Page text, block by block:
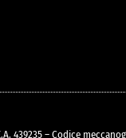
439235 – Codice